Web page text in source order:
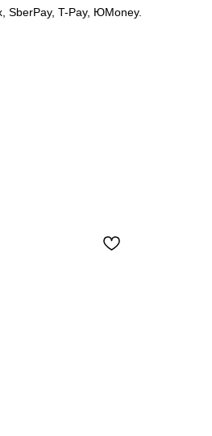
SberPay, T-Pay, ЮMoney.